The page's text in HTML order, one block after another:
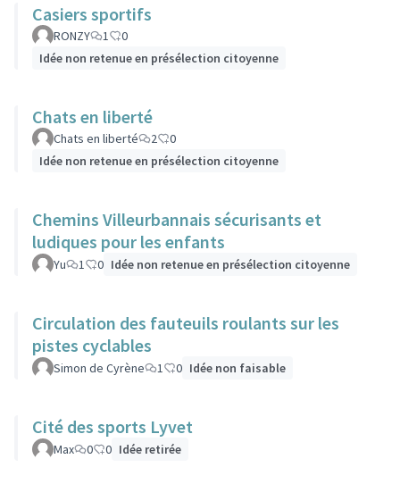
Casiers sportifs
RONZY 1
0
Idée non retenue en présélection citoyenne
Chats en liberté
Chats en liberté 2
0
Idée non retenue en présélection citoyenne
Chemins Villeurbannais sécurisants et
ludiques pour les enfants
Yu 1 0 Idée non retenue en présélection citoyenne
Circulation des fauteuils roulants sur les
pistes cyclables
Simon de Cyrène 1 0 Idée non faisable
Cité des sports Lyvet
Max 0 0 Idée retirée